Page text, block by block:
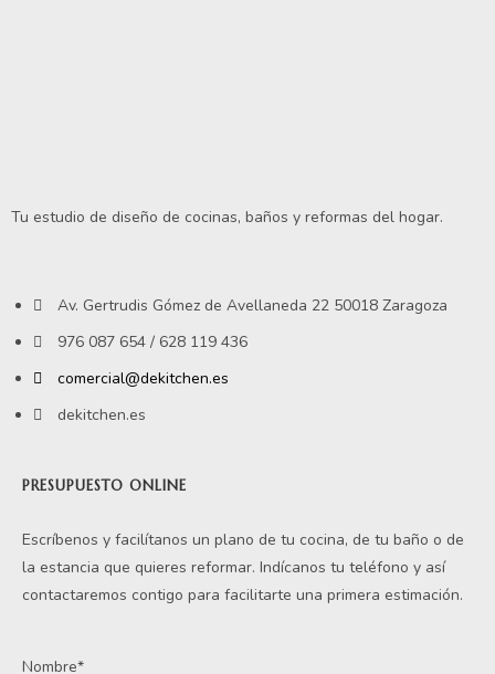
Tu estudio de diseño de cocinas, baños y reformas del hogar.
Av. Gertrudis Gómez de Avellaneda 22 50018 Zaragoza
976 087 654 / 628 119 436
comercial@dekitchen.es
dekitchen.es
PRESUPUESTO ONLINE
Escríbenos y facilítanos un plano de tu cocina, de tu baño o de
la estancia que quieres reformar. Indícanos tu teléfono y así
contactaremos contigo para facilitarte una primera estimación.
Nombre*